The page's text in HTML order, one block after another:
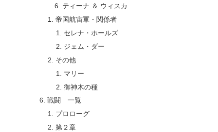
ティーナ ＆ ウィスカ
帝国航宙軍・関係者
セレナ・ホールズ
ジェム・ダー
その他
マリー
御神木の種
戦闘 一覧
プロローグ
第２章